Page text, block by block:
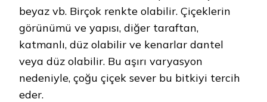
beyaz vb. Birçok renkte olabilir. Çiçeklerin
görünümü ve yapısı, diğer taraftan,
katmanlı, düz olabilir ve kenarlar dantel
veya düz olabilir. Bu aşırı varyasyon
nedeniyle, çoğu çiçek sever bu bitkiyi tercih
eder.